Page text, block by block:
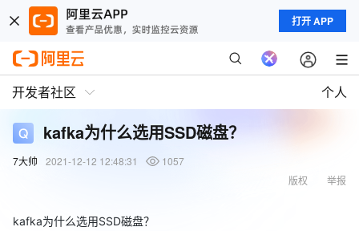
打开 APP
开发者社区 个人
kafka为什么选用SSD磁盘？
7大帅 2021-12-12 12:48:31
1057
举报
版权
kafka为什么选用SSD磁盘？